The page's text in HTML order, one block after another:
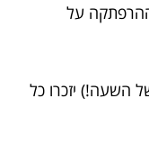
על
השעה!) יזכרו כל